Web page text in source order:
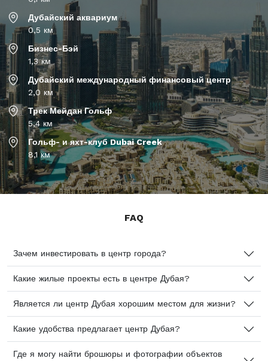
Дубайский аквариум
0,5 км
Бизнес-Бэй
1,3 км
Дубайский международный финансовый центр
2,0 км
Трек Мейдан Гольф
5,4 км
Гольф- и яхт-клуб Dubai Creek
8,1 км
FAQ
Зачем инвестировать в центр города?
Какие жилые проекты есть в центре Дубая?
Является ли центр Дубая хорошим местом для жизни?
Какие удобства предлагает центр Дубая?
Где я могу найти брошюры и фотографии объектов